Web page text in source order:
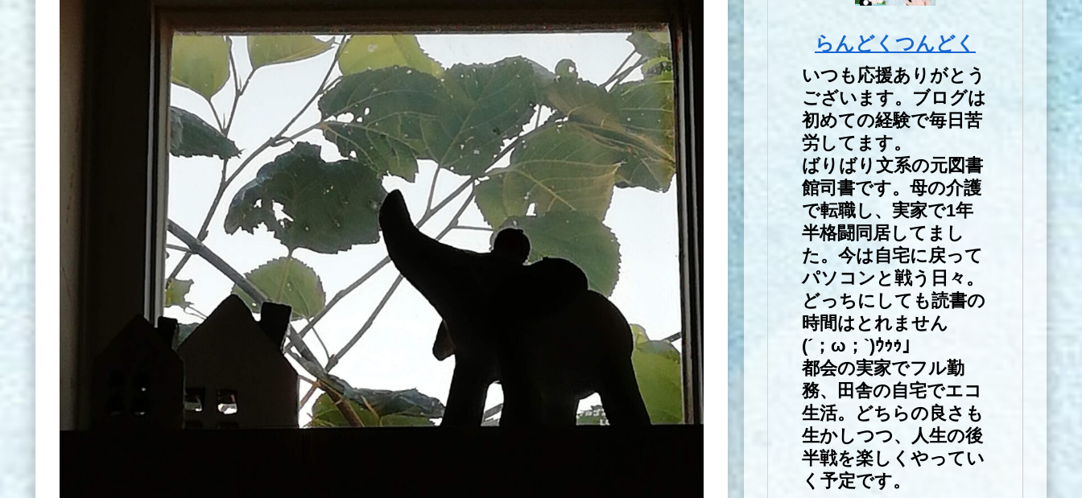
らんどくつんどく
いつも応援ありがとう
ございます。ブログは
初めての経験で毎日苦
労してます。
ばりばり文系の元図書
館司書です。母の介護
で転職し、実家で1年
半格闘同居してまし
た。今は自宅に戻って
パソコンと戦う日々。
どっちにしても読書の
時間はとれません
(´；ω；`)ｳｩｩ」
都会の実家でフル勤
務、田舎の自宅でエコ
生活。どちらの良さも
生かしつつ、人生の後
半戦を楽しくやってい
く予定です。